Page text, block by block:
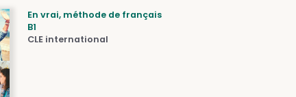
En vrai, méthode de français
B1
CLE international